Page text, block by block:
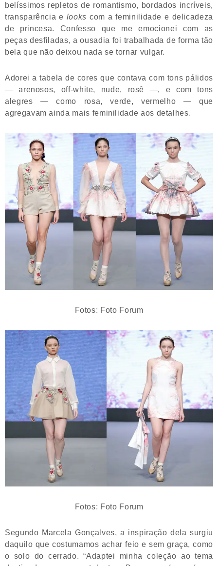
belíssimos repletos de romantismo, bordados incríveis,
transparência e looks com a feminilidade e delicadeza
de princesa. Confesso que me emocionei com as
peças desfiladas, a ousadia foi trabalhada de forma tão
bela que não deixou nada se tornar vulgar.
Adorei a tabela de cores que contava com tons pálidos
— arenosos, off-white, nude, rosê —, e com tons
alegres — como rosa, verde, vermelho — que
agregavam ainda mais feminilidade aos detalhes.
Fotos: Foto Forum
Fotos: Foto Forum
Segundo Marcela Gonçalves, a inspiração dela surgiu
daquilo que costumamos achar feio e sem graça, como
o solo do cerrado. “Adaptei minha coleção ao tema